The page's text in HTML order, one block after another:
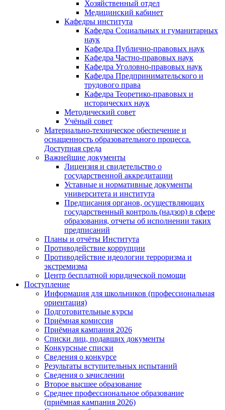
Хозяйственный отдел
Медицинский кабинет
Кафедры института
Кафедра Социальных и гуманитарных
наук
Кафедра Публично-правовых наук
Кафедра Частно-правовых наук
Кафедра Уголовно-правовых наук
Кафедра Предпринимательского и
трудового права
Кафедра Теоретико-правовых и
исторических наук
Методический совет
Учёный совет
Материально-техническое обеспечение и
оснащенность образовательного процесса.
Доступная среда
Важнейшие документы
Лицензия и свидетельство о
государственной аккредитации
Уставные и нормативные документы
университета и института
Предписания органов, осуществляющих
государственный контроль (надзор) в сфере
образования, отчеты об исполнении таких
предписаний
Планы и отчёты Института
Противодействие коррупции
Противодействие идеологии терроризма и
экстремизма
Центр бесплатной юридической помощи
Поступление
Информация для школьников (профессиональная
ориентация)
Подготовительные курсы
Приёмная комиссия
Приёмная кампания 2026
Списки лиц, подавших документы
Конкурсные списки
Сведения о конкурсе
Результаты вступительных испытаний
Сведения о зачислении
Второе высшее образование
Среднее профессиональное образование
(приёмная кампания 2026)